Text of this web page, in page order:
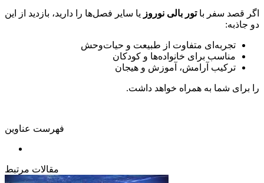
اگر قصد سفر باتور بالی نوروز یا سایر فصل‌ها را دارید، بازدید از این
دو جاذبه:
تجربه‌ای متفاوت از طبیعت و حیات‌وحش
مناسب برای خانواده‌ها و کودکان
ترکیب آرامش، آموزش و هیجان
را برای شما به همراه خواهد داشت.
فهرست عناوین
مقالات مرتبط